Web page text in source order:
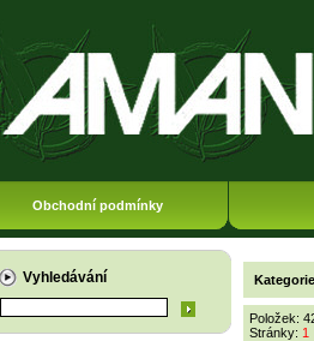
Obchodní podmínky
Vyhledávání
Položek:
Stránky: 1